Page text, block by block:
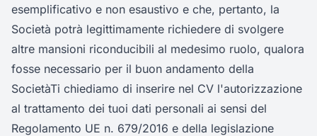
esemplificativo e non esaustivo e che, pertanto, la
Società potrà legittimamente richiedere di svolgere
altre mansioni riconducibili al medesimo ruolo, qualora
fosse necessario per il buon andamento della
SocietàTi chiediamo di inserire nel CV l'autorizzazione
al trattamento dei tuoi dati personali ai sensi del
Regolamento UE n. 679/2016 e della legislazione